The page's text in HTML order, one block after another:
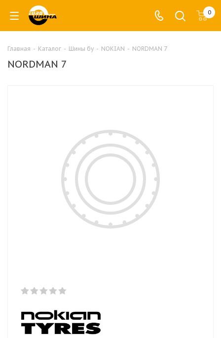
0
Главная - Каталог - Шины бу - NOKIAN - NORDMAN 7
NORDMAN 7